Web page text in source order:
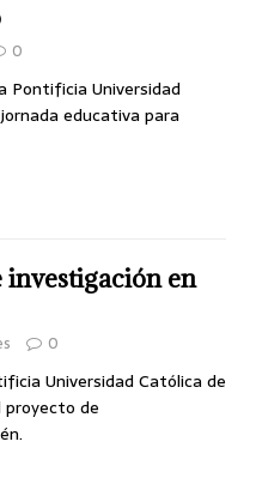
0
Pontificia Universidad
educativa para
investigación en
0
Universidad Católica de
proyecto de